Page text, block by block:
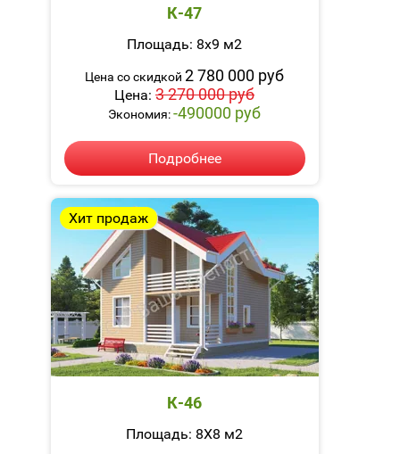
К-47
Площадь: 8х9 м2
Цена со скидкой 2 780 000 руб
Цена: 3 270 000 руб
Экономия:-490000 руб
Подробнее
К-46
Площадь: 8Х8 м2
Хит продаж